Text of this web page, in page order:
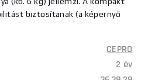
biztosítanak (a képernyő
CEPRO
2 év